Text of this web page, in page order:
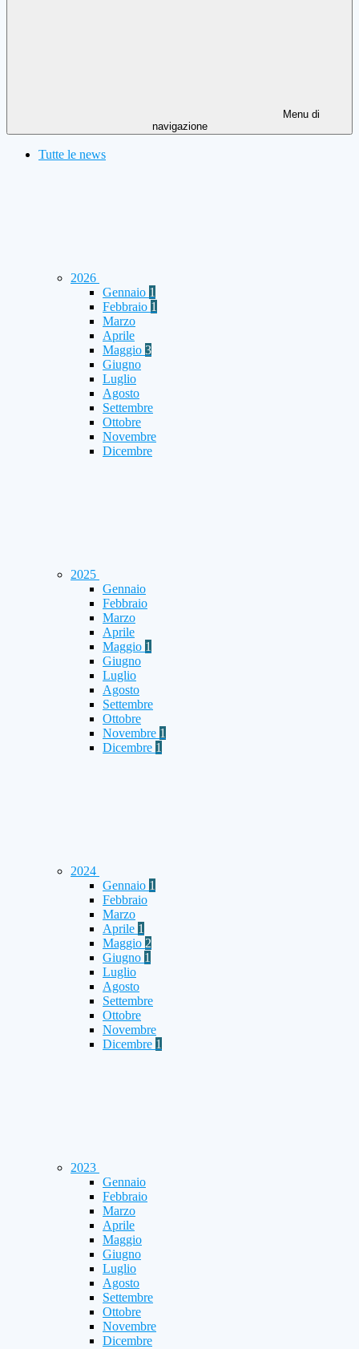
Menu di
navigazione
Tutte le news
2026
Gennaio 1
Febbraio 1
Marzo
Aprile
Maggio 3
Giugno
Luglio
Agosto
Settembre
Ottobre
Novembre
Dicembre
2025
Gennaio
Febbraio
Marzo
Aprile
Maggio 1
Giugno
Luglio
Agosto
Settembre
Ottobre
Novembre 1
Dicembre 1
2024
Gennaio 1
Febbraio
Marzo
Aprile 1
Maggio 2
Giugno 1
Luglio
Agosto
Settembre
Ottobre
Novembre
Dicembre 1
2023
Gennaio
Febbraio
Marzo
Aprile
Maggio
Giugno
Luglio
Agosto
Settembre
Ottobre
Novembre
Dicembre